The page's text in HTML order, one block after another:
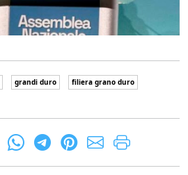
grandi duro
filiera grano duro